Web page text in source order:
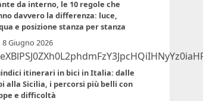
da interno, le 10 regole che
davvero la differenza: luce,
e posizione stanza per stanza
8 Giugno 2026
itinerari in bici in Italia: dalle
alla Sicilia, i percorsi più belli con
e difficoltà